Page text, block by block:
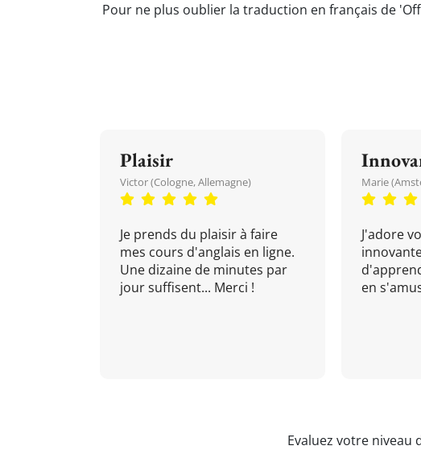
Pour ne plus oublier la traduction en français de
Plaisir
Victor (Cologne, Allemagne)
Je prends du plaisir à faire
mes cours d'anglais en ligne.
Une dizaine de minutes par
jour suffisent... Merci !
Marie
J'adore
en
Evaluez votre niveau